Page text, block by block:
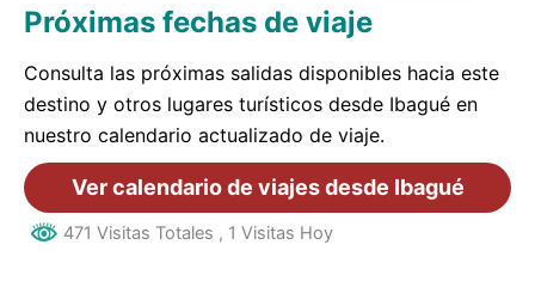
Próximas fechas de viaje
Consulta las próximas salidas disponibles hacia este
destino y otros lugares turísticos desde Ibagué en
nuestro calendario actualizado de viaje.
Ver calendario de viajes desde Ibagué
471 Visitas Totales , 1 Visitas Hoy